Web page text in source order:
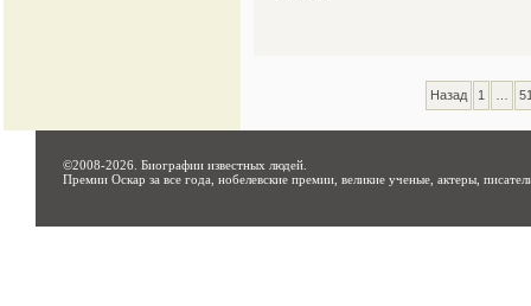
Назад 1
©2008-2026. Биографии известных людей
Премии Оскар за все года, нобелевские премии, великие ученые, актеры,